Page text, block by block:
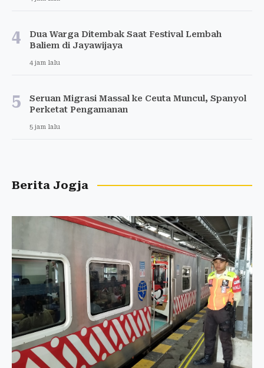
4
Dua Warga Ditembak Saat Festival Lembah
Baliem di Jayawijaya
4 jam lalu
5
Seruan Migrasi Massal ke Ceuta Muncul, Spanyol
Perketat Pengamanan
5 jam lalu
Berita Jogja